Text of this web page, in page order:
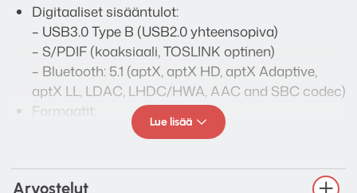
Digitaaliset sisääntulot:
– USB3.0 Type B (USB2.0 yhteensopiva)
– S/PDIF (koaksiaali, TOSLINK optinen)
– Bluetooth: 5.1 (aptX, aptX HD, aptX Adaptive,
aptX LL, LDAC, LHDC/HWA, AAC and SBC codec)
Formaatit:
– PCM: 44.1/48/88.2/96/176.4/192kHz
– DXD: 352.8/384kHz
Lue lisää
Arvostelut